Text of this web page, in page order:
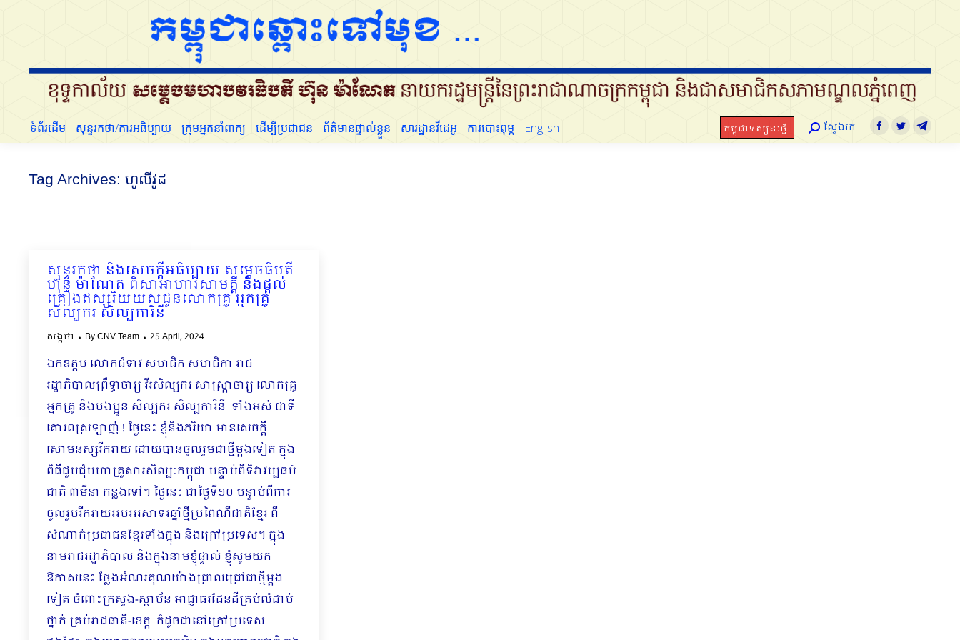
ទំព័រដើម សុន្ទរកថា/ការអធិប្បាយ ក្រុមអ្នកនាំពាក្យ ដើម្បីប្រជាជន ព័ត៌មានផ្ទាល់ខ្លួន សារដ្ឋានវីដេអូ ការបោះពុម្ភ English កម្ពុជាទស្សនៈថ្មី Search:
ស្វែងរក Facebook
Twitter
Tag Archives: ហូលីវូដ
សុន្ទរកថា និងសេចក្ដីអធិប្បាយ សម្ដេចធិបតី
ហ៊ុន ម៉ាណែត ពិសាអាហារសាមគ្គី និងផ្តល់
គ្រឿងឥស្សរិយយសជូនលោកគ្រូ អ្នកគ្រូ
សិល្បករ សិល្បការិនី
សង្កថា ByCNV Team 25 April, 2024
ឯកឧត្តម លោកជំទាវ សមាជិក សមាជិកា រាជ
រដ្ឋាភិបាលព្រឹទ្ធាចារ្យ វីរសិល្បករ សាស្ត្រាចារ្យ លោកគ្រូ
អ្នកគ្រូ និងបងប្អូន សិល្បករ សិល្បការិនី ទាំងអស់ ជាទី
គោរពស្រឡាញ់ ! ថ្ងៃនេះ​ ខ្ញុំនិងភរិយា មានសេចក្តី
សោមនស្សរីករាយ ដោយបានចូលរួមជាថ្មីម្តងទៀត ក្នុង
ពិធីជួបជុំមហាគ្រួសារសិល្បៈកម្ពុជា បន្ទាប់ពីទិវាវប្បធម៌
ជាតិ ៣មីនា កន្លងទៅ។ ថ្ងៃនេះ ជាថ្ងៃទី១០ បន្ទាប់ពីការ
ចូលរួមរីករាយអបអរសាទរឆ្នាំថ្មីប្រពៃណីជាតិខ្មែរ ពី
សំណាក់ប្រជាជនខ្មែរទាំងក្នុង និងក្រៅប្រទេស។ ក្នុង
នាមរាជរដ្ឋាភិបាល និងក្នុងនាមខ្ញុំផ្ទាល់ ខ្ញុំសូមយក
ឱកាសនេះ ថ្លែងអំណរគុណយ៉ាងជ្រាលជ្រៅជាថ្មីម្តង
ទៀត ចំពោះក្រសួង-ស្ថាប័ន អាជ្ញាធរដែនដីគ្រប់លំដាប់
ថ្នាក់ គ្រប់រាជធានី-ខេត្ត ក៏ដូចជានៅក្រៅប្រទេស
សុន្ទរកថា/ការអធិប្បាយ ក្រុមអ្នកនាំពាក្យ ដើម្បីប្រជាជន ព័ត៌មានផ្ទាល់ខ្លួន